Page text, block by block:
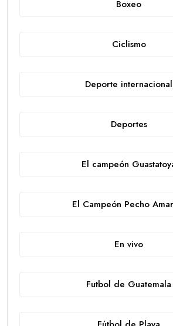
Boxeo
Ciclismo
Deporte internacional
Deportes
El campeón
El Campeón Pecho
En vivo
Futbol de Guatemala